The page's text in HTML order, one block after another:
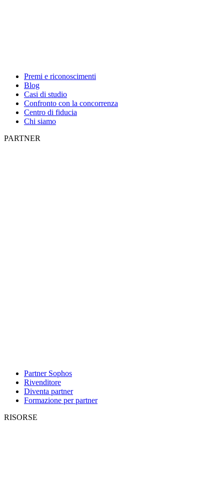
Premi e riconoscimenti
Blog
Casi di studio
Confronto con la concorrenza
Centro di fiducia
Chi siamo
PARTNER
Partner Sophos
Rivenditore
Diventa partner
Formazione per partner
RISORSE